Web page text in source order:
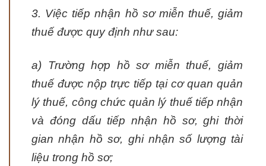
3. Việc tiếp nhận hồ sơ miễn thuế, giảm
thuế được quy định như sau:
a) Trường hợp hồ sơ miễn thuế, giảm
thuế được nộp trực tiếp tại cơ quan quản
lý thuế, công chức quản lý thuế tiếp nhận
và đóng dấu tiếp nhận hồ sơ, ghi thời
gian nhận hồ sơ, ghi nhận số lượng tài
liệu trong hồ sơ;